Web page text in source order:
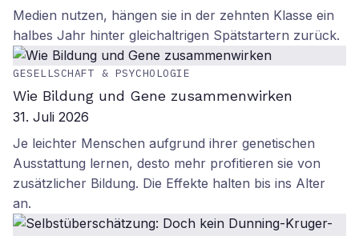
Medien nutzen, hängen sie in der zehnten Klasse ein
halbes Jahr hinter gleichaltrigen Spätstartern zurück.
GESELLSCHAFT & PSYCHOLOGIE
Wie Bildung und Gene zusammenwirken
31. Juli 2026
Je leichter Menschen aufgrund ihrer genetischen
Ausstattung lernen, desto mehr profitieren sie von
zusätzlicher Bildung. Die Effekte halten bis ins Alter
an.